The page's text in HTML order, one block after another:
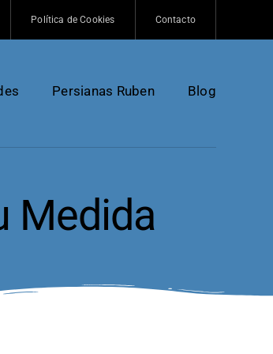
Política de Cookies Contacto
Persianas Ruben Blog
Medida